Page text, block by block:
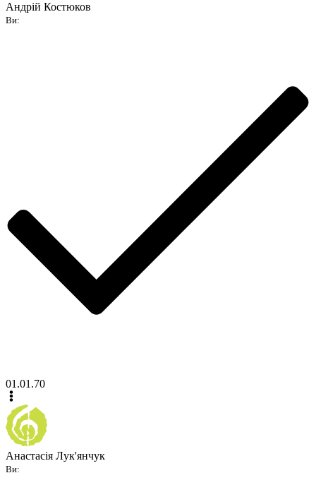
Андрій Костюков
Ви:
01.01.70
Анастасія Лук'янчук
Ви: